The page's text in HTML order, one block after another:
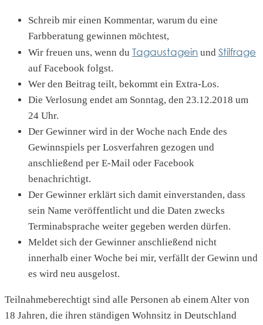
Schreib mir einen Kommentar, warum du eine
Farbberatung gewinnen möchtest,
Wir freuen uns, wenn du Tagaustagein und Stilfrage
auf Facebook folgst.
Wer den Beitrag teilt, bekommt ein Extra-Los.
Die Verlosung endet am Sonntag, den 23.12.2018 um
24 Uhr.
Der Gewinner wird in der Woche nach Ende des
Gewinnspiels per Losverfahren gezogen und
anschließend per E-Mail oder Facebook
benachrichtigt.
Der Gewinner erklärt sich damit einverstanden, dass
sein Name veröffentlicht und die Daten zwecks
Terminabsprache weiter gegeben werden dürfen.
Meldet sich der Gewinner anschließend nicht
innerhalb einer Woche bei mir, verfällt der Gewinn und
es wird neu ausgelost.
Teilnahmeberechtigt sind alle Personen ab einem Alter von
18 Jahren, die ihren ständigen Wohnsitz in Deutschland